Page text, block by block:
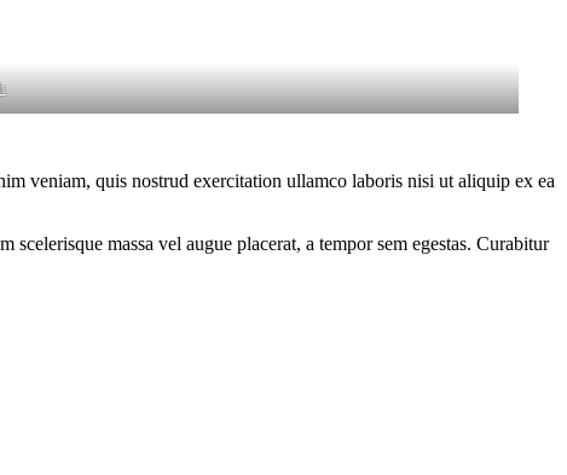
veniam, quis nostrud exercitation ullamco laboris nisi ut aliquip ex ea
massa vel augue placerat, a tempor sem egestas. Curabitur